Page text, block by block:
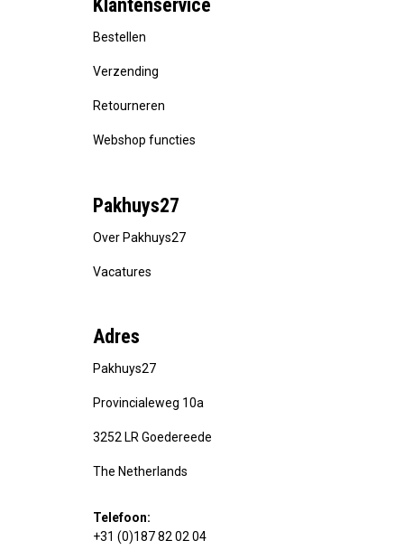
Klantenservice
Bestellen
Verzending
Retourneren
Webshop functies
Pakhuys27
Over Pakhuys27
Vacatures
Adres
Pakhuys27
Provincialeweg 10a
3252 LR Goedereede
The Netherlands
Telefoon:
+31 (0)187 82 02 04